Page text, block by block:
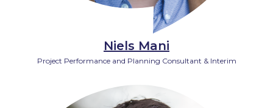
Niels Mani
Project Performance and Planning Consultant & Interim